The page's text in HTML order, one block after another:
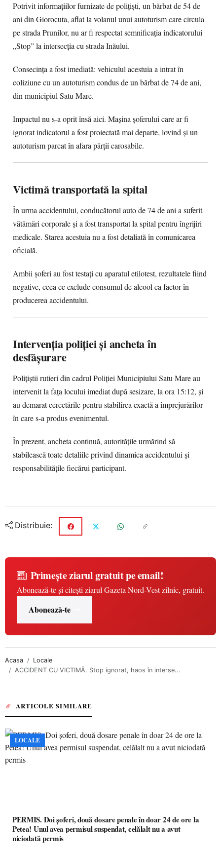
Potrivit informațiilor furnizate de polițiști, un bărbat de 54 de
ani din Giorocuta, aflat la volanul unui autoturism care circula
pe strada Prunilor, nu ar fi respectat semnificația indicatorului
„Stop” la intersecția cu strada Inăului.
Consecința a fost imediată: vehiculul acestuia a intrat în
coliziune cu un autoturism condus de un bărbat de 74 de ani,
din municipiul Satu Mare.
Impactul nu s-a oprit însă aici. Mașina șoferului care ar fi
ignorat indicatorul a fost proiectată mai departe, lovind și un
autoturism parcat în afara părții carosabile.
Victimă transportată la spital
În urma accidentului, conducătorul auto de 74 de ani a suferit
vătămări corporale și a fost transportat la spital pentru îngrijiri
medicale. Starea acestuia nu a fost detaliată în comunicarea
oficială.
Ambii șoferi au fost testați cu aparatul etilotest, rezultatele fiind
negative, ceea ce exclude consumul de alcool ca factor în
producerea accidentului.
Intervenția poliției și ancheta în
desfășurare
Polițiștii rutieri din cadrul Poliției Municipiului Satu Mare au
intervenit la fața locului imediat după sesizare, la ora 15:12, și
au demarat cercetările pentru stabilirea exactă a împrejurărilor
în care s-a produs evenimentul.
În prezent, ancheta continuă, autoritățile urmărind să
stabilească toate detaliile privind dinamica accidentului și
responsabilitățile fiecărui participant.
Distribuie:
Primește ziarul gratuit pe email!
Abonează-te și citești ziarul Gazeta Nord-Vest zilnic, gratuit.
Abonează-te
Acasa
Locale
ACCIDENT CU VICTIMĂ. Stop ignorat, haos în interse...
ARTICOLE SIMILARE
LOCALE
PERMIS. Doi șoferi, două dosare penale în doar 24 de ore la
Petea! Unul avea permisul suspendat, celălalt nu a avut
niciodată permis